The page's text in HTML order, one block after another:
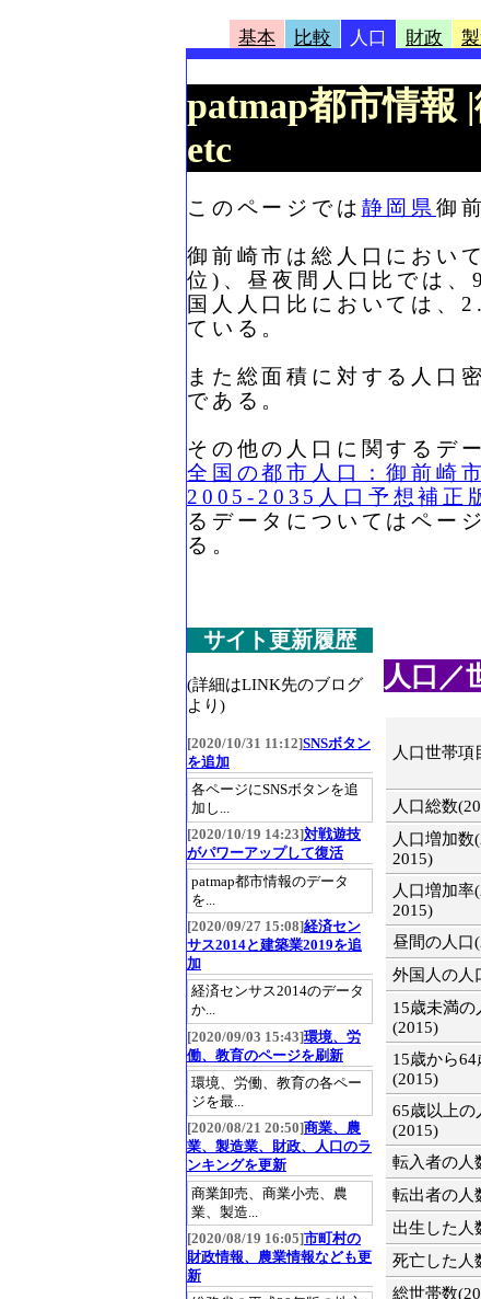
基本 比較 人口 財政
patmap都市情報
etc
このページでは 静岡県御
御前崎市は総人口におい
位)、昼夜間人口比では
国人人口比においては
ている。
また総面積に対する人
である。
その他の人口に関するデ
全国の都市人口：御前崎
2005-2035人口予想補正
るデータについてはペー
る。
人口／
人口世帯項
人口総数
人口増加数
2015)
人口増加率
2015)
昼間の人口
外国人の人
15歳未満の
(2015)
15歳から64
(2015)
65歳以上の
(2015)
転入者の人
転出者の人
出生した人
死亡した人
総世帯数
サイト更新履歴
(詳細はLINK先のブログ
より)
[2020/10/31 11:12]SNSボタン
を追加
各ページにSNSボタンを追
加し...
[2020/10/19 14:23]対戦遊技
がパワーアップして復活
patmap都市情報のデータ
を...
[2020/09/27 15:08]経済セン
サス2014と建築業2019を追
加
経済センサス2014のデータ
か...
[2020/09/03 15:43]環境、労
働、教育のページを刷新
環境、労働、教育の各ペー
ジを最...
[2020/08/21 20:50]商業、農
業、製造業、財政、人口のラ
ンキングを更新
商業卸売、商業小売、農
業、製造...
[2020/08/19 16:05]市町村の
財政情報、農業情報なども更
新